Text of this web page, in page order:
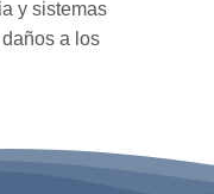
y sistemas
a los